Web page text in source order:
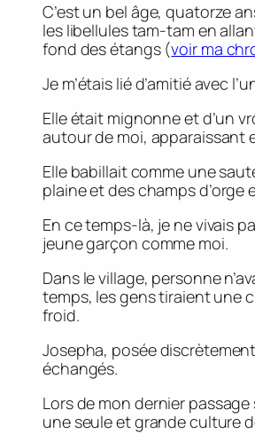
C’est un bel âge, quatorze
les libellules tam-tam en
fond des étangs (voir ma
Je m’étais lié d’amitié avec
Elle était mignonne et d’un
autour de moi, apparaissant
Elle babillait comme une
plaine et des champs d’orge
En ce temps-là, je ne vivais
jeune garçon comme moi.
Dans le village, personne
temps, les gens tiraient une
froid.
Josepha, posée
échangés.
Lors de mon dernier
une seule et grande culture